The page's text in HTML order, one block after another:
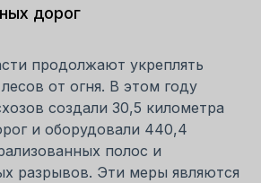
дорог
продолжают укреплять
от огня. В этом году
создали 30,5 километра
и оборудовали 440,4
полос и
разрывов. Эти меры являются